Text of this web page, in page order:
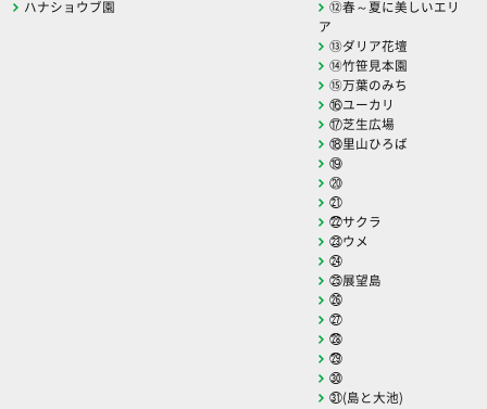
ハナショウブ園
⑫春～夏に美しいエリ
ア
⑬ダリア花壇
⑭竹笹見本園
⑮万葉のみち
⑯ユーカリ
⑰芝生広場
⑱里山ひろば
⑲
⑳
㉑
㉒サクラ
㉓ウメ
㉔
㉕展望島
㉖
㉗
㉘
㉙
㉚
㉛(島と大池)